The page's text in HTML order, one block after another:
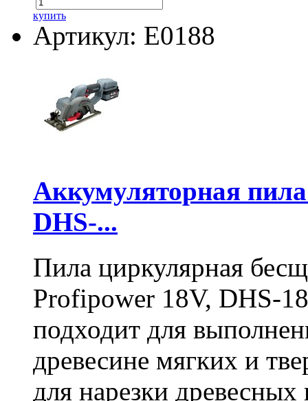
купить
Артикул: E0188
Аккумуляторная
DHS-...
Пила циркулярная
Profipower 18V, DHS-
подходит для
древесине мягких и
для нарезки